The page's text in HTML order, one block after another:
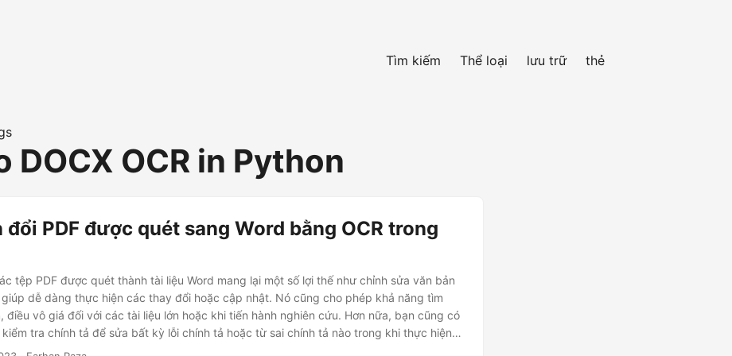
Tìm kiếm Thể loại lưu trữ thẻ
DOCX OCR in Python
đổi PDF được quét sang Word bằng OCR trong
tệp PDF được quét thành tài liệu Word mang lại một số lợi thế như chỉnh sửa văn bản
dễ dàng thực hiện các thay đổi hoặc cập nhật. Nó cũng cho phép khả năng tìm
điều vô giá đối với các tài liệu lớn hoặc khi tiến hành nghiên cứu. Hơn nữa, bạn cũng có
tra chính tả để sửa bất kỳ lỗi chính tả hoặc từ sai chính tả nào trong khi thực hiện